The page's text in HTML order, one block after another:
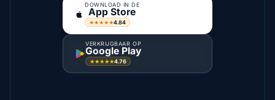
DOWNLOAD IN DE
App Store
★★★★★4.84
VERKRIJGBAAR OP
Google Play
★★★★★4.76